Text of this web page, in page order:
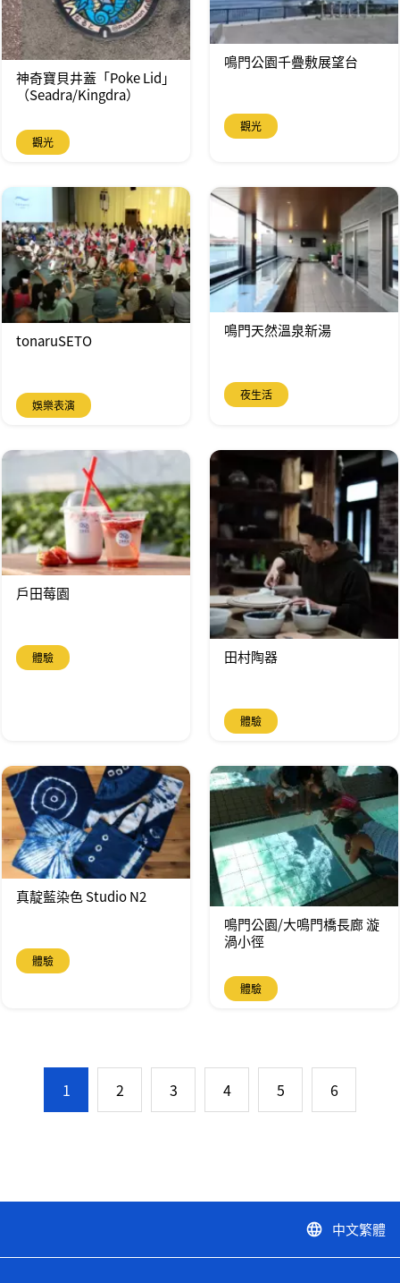
神奇寶貝井蓋「Poke Lid」
（Seadra/Kingdra）
觀光
鳴門公園千疊敷展望台
觀光
tonaruSETO
娛樂表演
鳴門天然溫泉新湯
夜生活
戶田莓園
體驗 田村陶器
體驗
真靛藍染色 Studio N2
體驗
鳴門公園/大鳴門橋長廊 漩
渦小徑
體驗
1 2 3 4 5 6
language 中文繁體